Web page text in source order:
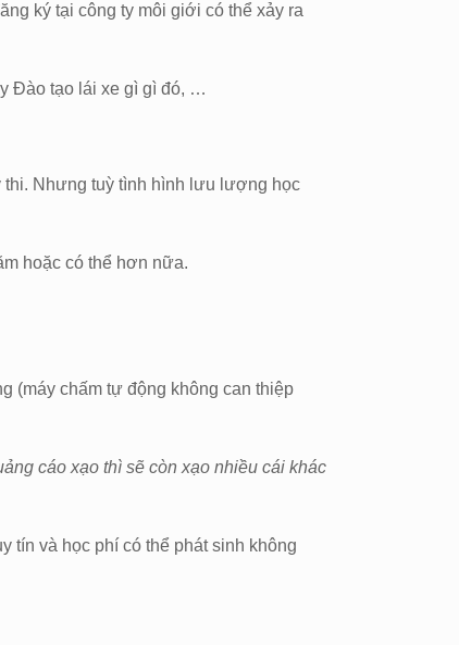
ký tại công ty môi giới có thể xảy ra
Đào tạo lái xe gì gì đó, …
thi. Nhưng tuỳ tình hình lưu lượng học
hoặc có thể hơn nữa.
(máy chấm tự động không can thiệp
cáo xạo thì sẽ còn xạo nhiều cái khác
tín và học phí có thể phát sinh không